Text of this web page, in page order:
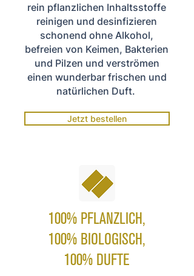
rein pflanzlichen Inhaltsstoffe
reinigen und desinfizieren
schonend ohne Alkohol,
befreien von Keimen, Bakterien
und Pilzen und verströmen
einen wunderbar frischen und
natürlichen Duft.
Jetzt bestellen
100% PFLANZLICH,
100% BIOLOGISCH,
100% DUFTE